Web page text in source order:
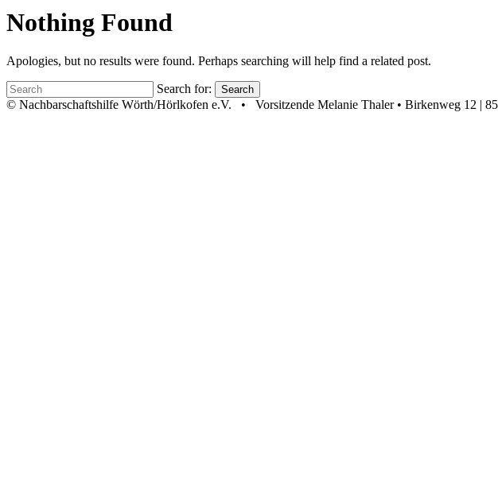
Nothing Found
Apologies, but no results were found. Perhaps searching will help find a related post.
Search for: Search
© Nachbarschaftshilfe Wörth/Hörlkofen e.V. • Vorsitzende Melanie Thaler •